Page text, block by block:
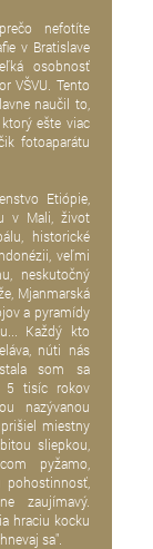
nefotíte
v Bratislave
osobnosť
VŠVU. Tento
naučil to,
ešte viac
fotoaparátu
Etiópie,
v Mali, život
historické
veľmi
neskutočný
Mjanmarská
a pyramídy
Každý kto
núti nás
som sa
5 tisíc rokov
nazývanou
miestny
sliepkou,
pyžamo,
zaujímavý.
hraciu kocku
sa".